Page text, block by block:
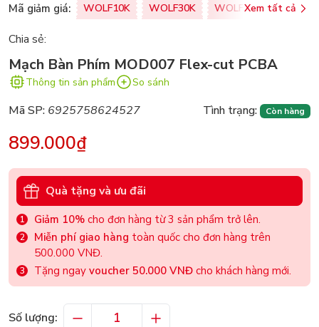
Mã giảm giá: WOLF10K WOLF30K WOLF50KXem tất cả
Chia sẻ:
Mạch Bàn Phím MOD007 Flex-cut PCBA
Thông tin sản phẩm So sánh
Mã SP: 6925758624527 Tình trạng: Còn hàng
899.000₫
Quà tặng và ưu đãi
Giảm 10% cho đơn hàng từ 3 sản phẩm trở lên.
Miễn phí giao hàng toàn quốc cho đơn hàng trên
500.000 VNĐ.
Tặng ngay voucher 50.000 VNĐ cho khách hàng mới.
Số lượng: